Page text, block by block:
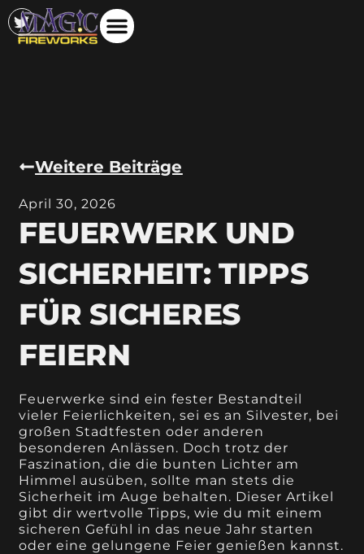
Weitere Beiträge
April 30, 2026
FEUERWERK UND
SICHERHEIT: TIPPS
FÜR SICHERES
FEIERN
Feuerwerke sind ein fester Bestandteil
vieler Feierlichkeiten, sei es an Silvester, bei
großen Stadtfesten oder anderen
besonderen Anlässen. Doch trotz der
Faszination, die die bunten Lichter am
Himmel ausüben, sollte man stets die
Sicherheit im Auge behalten. Dieser Artikel
gibt dir wertvolle Tipps, wie du mit einem
sicheren Gefühl in das neue Jahr starten
oder eine gelungene Feier genießen kannst.